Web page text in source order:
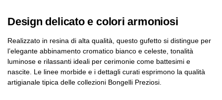
Design delicato e colori armoniosi
Realizzato in resina di alta qualità, questo gufetto si distingue per
l’elegante abbinamento cromatico bianco e celeste, tonalità
luminose e rilassanti ideali per cerimonie come battesimi e
nascite. Le linee morbide e i dettagli curati esprimono la qualità
artigianale tipica delle collezioni Bongelli Preziosi.